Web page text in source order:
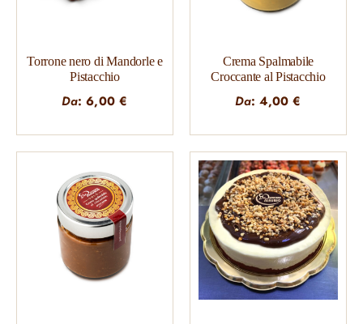
Torrone nero di Mandorle e
Pistacchio
Da:6,00€
Crema Spalmabile
Croccante al Pistacchio
Da:4,00€